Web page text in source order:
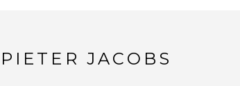
PIETER JACOBS